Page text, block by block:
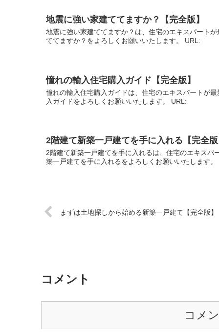
地震に強い家建ててますか？【完全版】
地震に強い家建ててますか？は、住宅のエキスパート
ててますか？をよろしくお願いいたします。 URL:
憧れの輸入住宅購入ガイド【完全版】
憧れの輸入住宅購入ガイドは、住宅のエキスパートが
入ガイドをよろしくお願いいたします。 URL:
2階建て新築一戸建てを手に入れる【完全版
2階建て新築一戸建てを手に入れるは、住宅のエキス
築一戸建てを手に入れるをよろしくお願いいたします
まずは土地探しから始める新築一戸建て【完全版】
コメント
コメ